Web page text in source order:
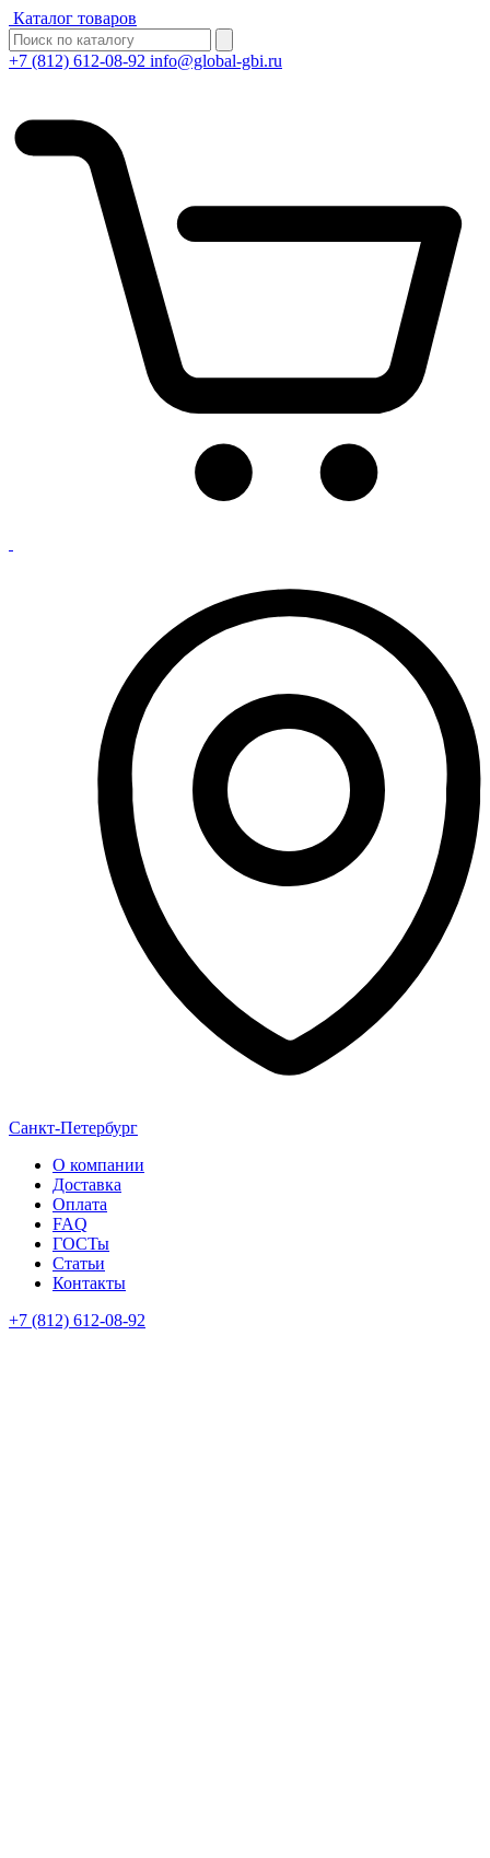
Каталог товаров
+7 (812) 612-08-92 info@global-gbi.ru
Санкт-Петербург
О компании
Доставка
Оплата
FAQ
ГОСТы
Статьи
Контакты
+7 (812) 612-08-92